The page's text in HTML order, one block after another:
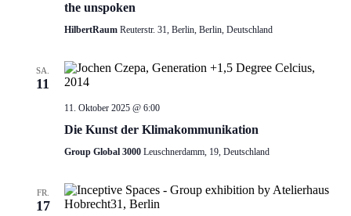
the unspoken
HilbertRaum Reuterstr. 31, Berlin, Berlin, Deutschland
SA.
11
11. Oktober 2025 @ 6:00
Die Kunst der Klimakommunikation
Group Global 3000 Leuschnerdamm, 19, Deutschland
FR.
17